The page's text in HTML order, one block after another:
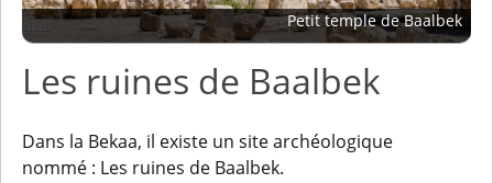
Petit temple de Baalbek
Les ruines de Baalbek
Dans la Bekaa, il existe un site archéologique
nommé : Les ruines de Baalbek.